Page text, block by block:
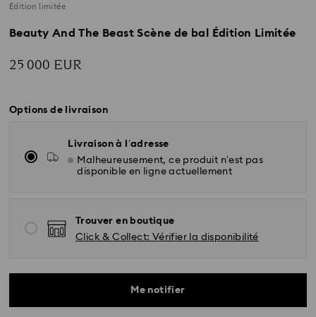
Édition limitée
Beauty And The Beast Scène de bal Édition Limitée
25 000 EUR
Options de livraison
Livraison à l’adresse
Malheureusement, ce produit n’est pas
disponible en ligne actuellement
Trouver en boutique
Click & Collect: Vérifier la disponibilité
Me notifier